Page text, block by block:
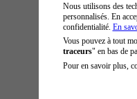
Nous utilisons des
personnalisés. En
confidentialité. En
Vous pouvez à tout
traceurs" en bas de
Pour en savoir plus,